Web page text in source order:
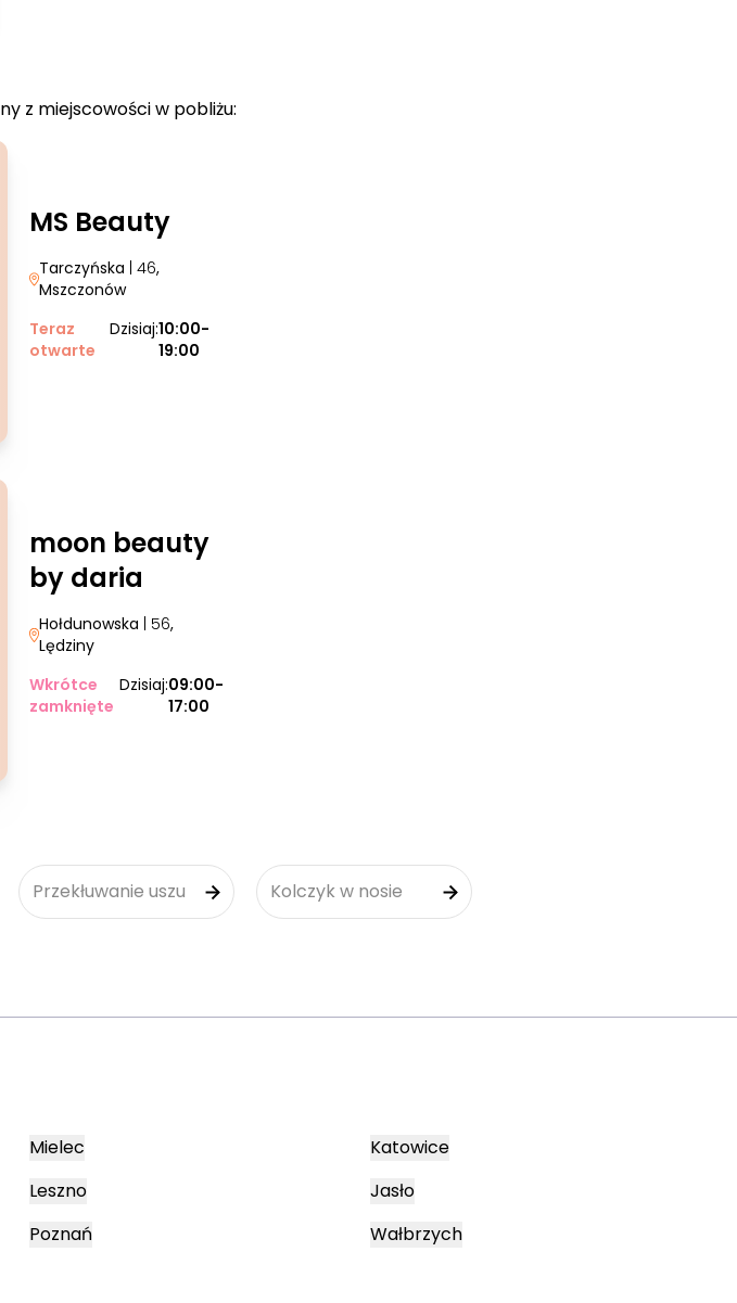
z miejscowości w pobliżu:
MS Beauty
Tarczyńska | 46,
Mszczonów
Teraz
otwarte
Dzisiaj:10:00-
19:00
moon beauty
by daria
Hołdunowska | 56,
Lędziny
Wkrótce
zamknięte
Dzisiaj:09:00-
17:00
Przekłuwanie uszu Kolczyk w nosie
Mielec
Leszno
Poznań
Katowice
Jasło
Wałbrzych